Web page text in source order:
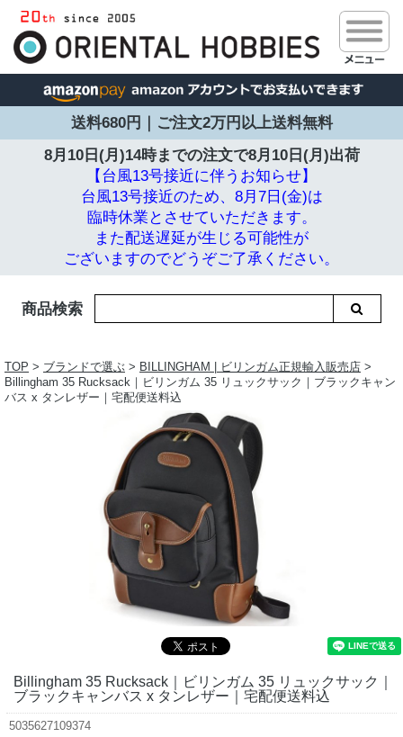
送料680円｜ご注文2万円以上送料無料
8月10日(月)14時までの注文で8月10日(月)出荷
【台風13号接近に伴うお知らせ】
台風13号接近のため、8月7日(金)は
臨時休業とさせていただきます。
また配送遅延が生じる可能性が
ございますのでどうぞご了承ください。
商品検索
TOP > ブランドで選ぶ > BILLINGHAM | ビリンガム正規輸入販売店 >
Billingham 35 Rucksack｜ビリンガム 35 リュックサック｜ブラックキャン
バス x タンレザー｜宅配便送料込
Billingham 35 Rucksack｜ビリンガム 35 リュックサック｜
ブラックキャンバス x タンレザー｜宅配便送料込
5035627109374